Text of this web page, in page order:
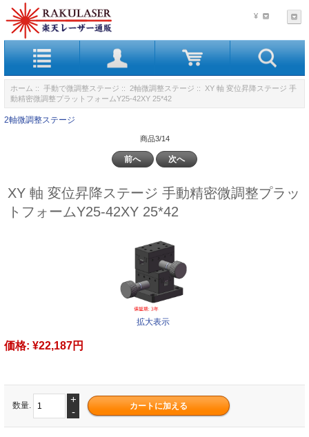
¥
ホーム :: 手動で微調整ステージ :: 2軸微調整ステージ :: XY 軸 変位昇降ステージ 手
動精密微調整プラットフォームY25-42XY 25*42
2軸微調整ステージ
商品3/14
前へ 次へ
XY 軸 変位昇降ステージ 手動精密微調整プラッ
トフォームY25-42XY 25*42
拡大表示
価格: ¥22,187円
数量.
+
-